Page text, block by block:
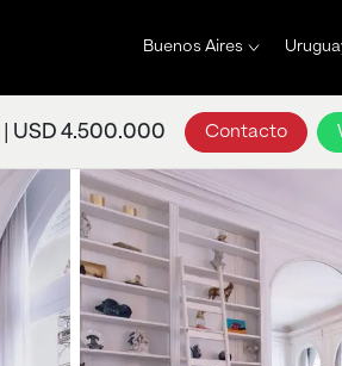
Buenos Aires
USD 4.500.000 Contacto